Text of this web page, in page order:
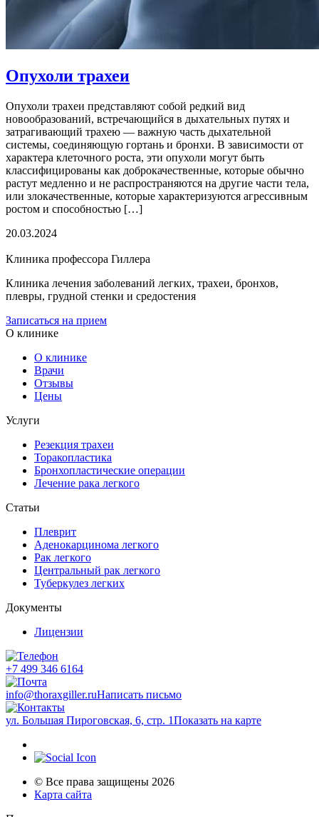
Опухоли трахеи
Опухоли трахеи представляют собой редкий вид
новообразований, встречающийся в дыхательных путях и
затрагивающий трахею — важную часть дыхательной
системы, соединяющую гортань и бронхи. В зависимости от
характера клеточного роста, эти опухоли могут быть
классифицированы как доброкачественные, которые обычно
растут медленно и не распространяются на другие части тела,
или злокачественные, которые характеризуются агрессивным
ростом и способностью […]
20.03.2024
Клиника профессора Гиллера
Клиника лечения заболеваний легких, трахеи, бронхов,
плевры, грудной стенки и средостения
Записаться на прием
О клинике
О клинике
Врачи
Отзывы
Цены
Услуги
Резекция трахеи
Торакопластика
Бронхопластические операции
Лечение рака легкого
Статьи
Плеврит
Аденокарцинома легкого
Рак легкого
Центральный рак легкого
Туберкулез легких
Документы
Лицензии
+7 499 346 6164
info@thoraxgiller.ruНаписать письмо
ул. Большая Пироговская, 6, стр. 1Показать на карте
© Все права защищены 2026
Карта сайта